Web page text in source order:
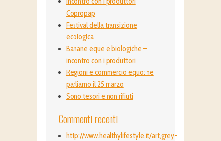
Copropap
Festival della transizione
ecologica
Banane eque e biologiche –
incontro con i produttori
Regioni e commercio equo: ne
parliamo il 25 marzo
Sono tesori e non rifiuti
Commenti recenti
http://www.healthylifestyle.it/art,grey-